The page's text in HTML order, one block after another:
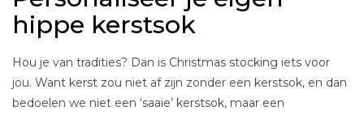
hippe kerstsok
Hou je van tradities? Dan is Christmas stocking iets voor
jou. Want kerst zou niet af zijn zonder een kerstsok, en dan
bedoelen we niet een ‘saaie’ kerstsok, maar een